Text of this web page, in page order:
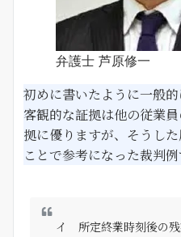
弁護士 芦原修一
初めに書いたように一般
客観的な証拠は他の従業
拠に優りますが、そうし
ことで参考になった裁判例
イ 所定終業時刻後の